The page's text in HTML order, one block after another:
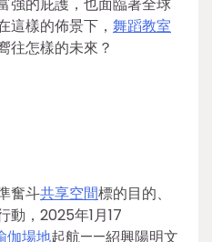
這樣的佈景下， 舞蹈教室
往怎樣的未來？
奮斗共享空間標的目的、
動，2025年1月17
伽場地起航——紹興陽明文